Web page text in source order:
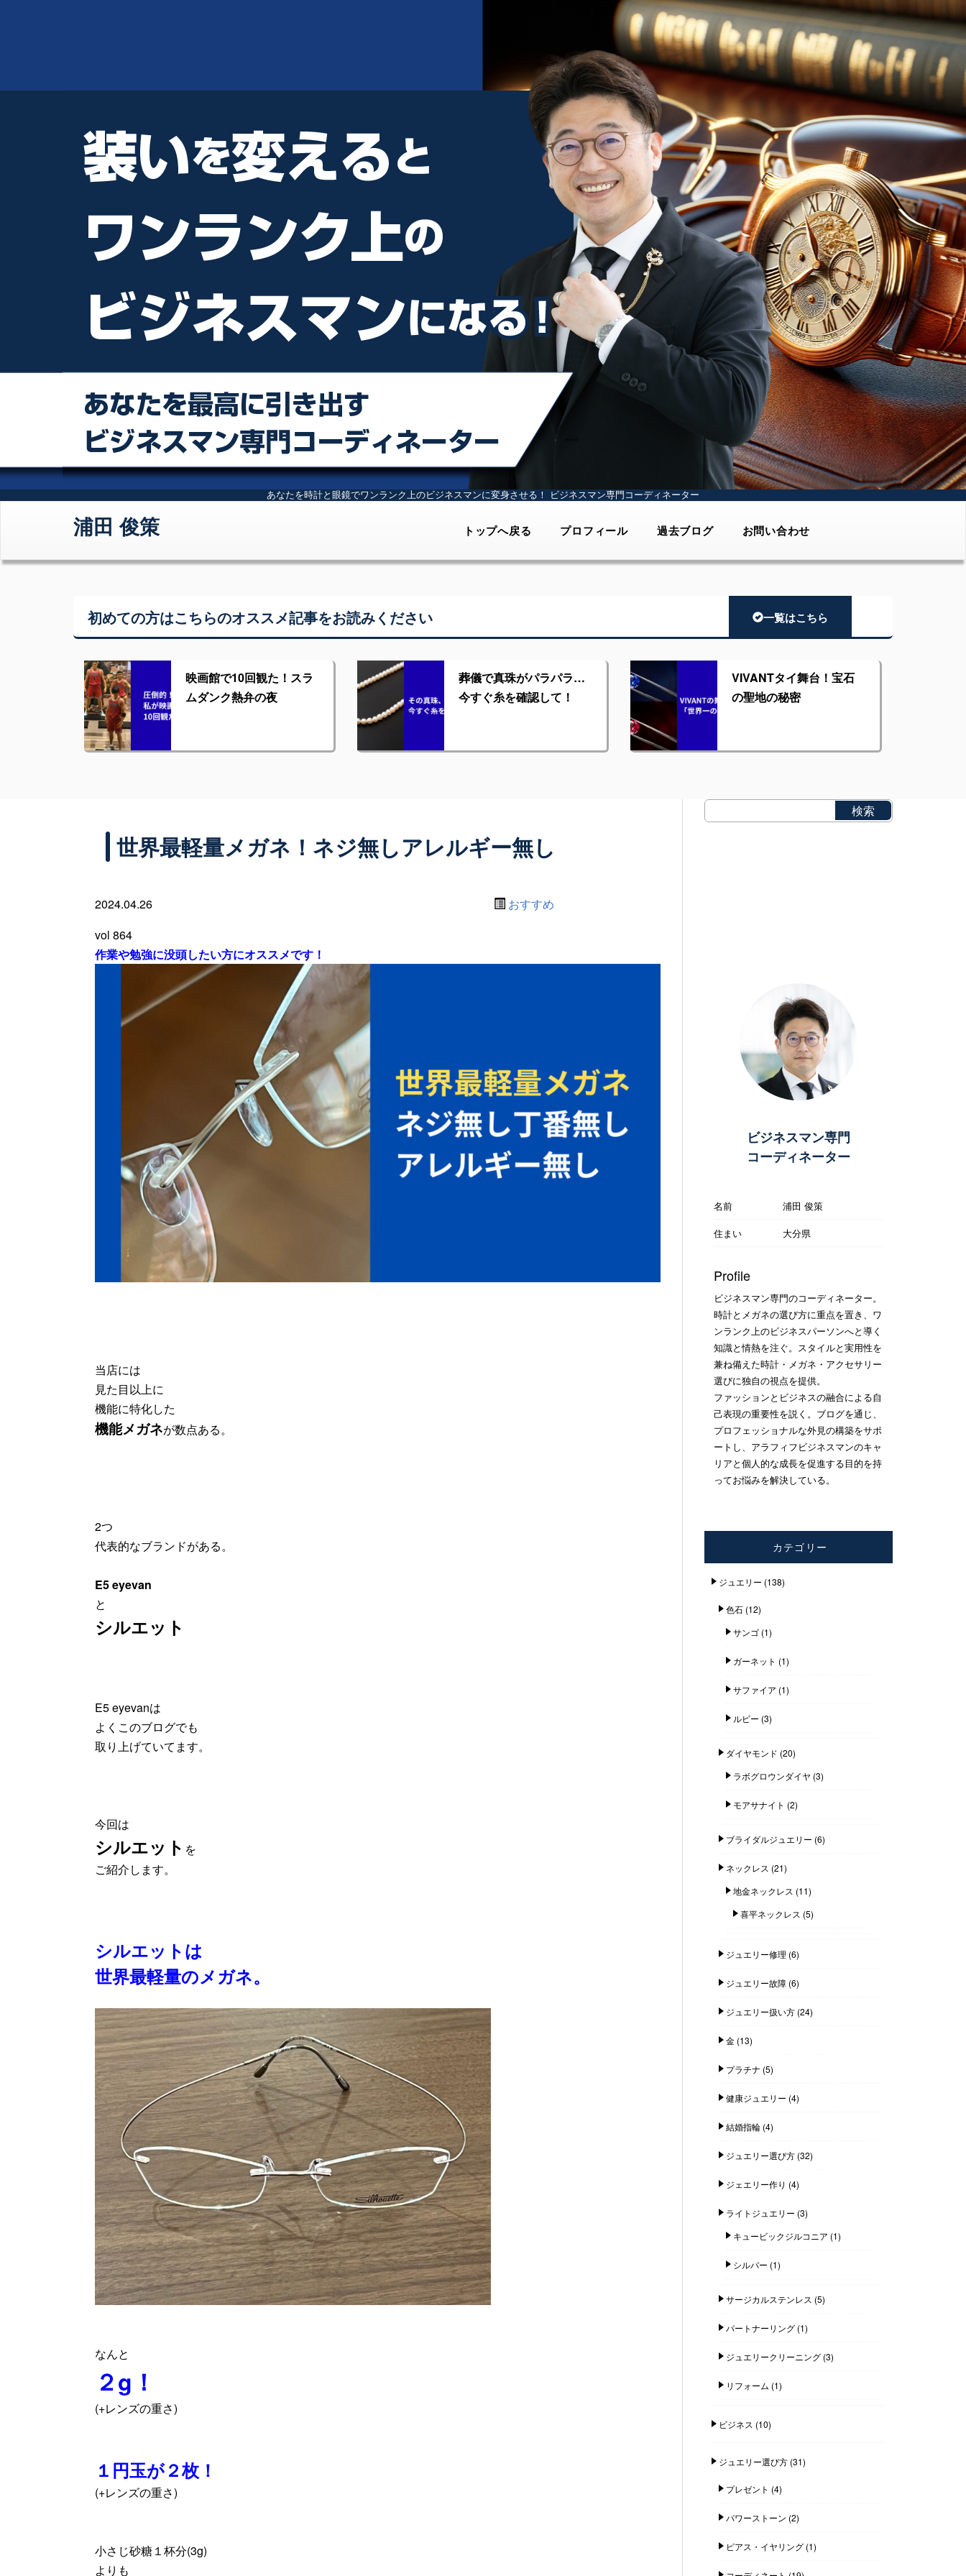
あなたを時計と眼鏡でワンランク上のビジネスマンに変身させる！ビジネスマン専門コーディネーター
浦田 俊策 トップへ戻る プロフィール 過去ブログ お問い合わせ
初めての方はこちらのオススメ記事をお読みください 一覧はこちら
映画館で10回観た！スラ
ムダンク熱弁の夜
葬儀で真珠がパラパラ…
今すぐ糸を確認して！
VIVANTタイ舞台！宝石
の聖地の秘密
世界最軽量メガネ！ネジ無しアレルギー無し
2024.04.26
おすすめ
vol 864
作業や勉強に没頭したい方にオススメです！
当店には
見た目以上に
機能に特化した
機能メガネが数点ある。
2つ
代表的なブランドがある。
E5 eyevan
と
シルエット
E5 eyevanは
よくこのブログでも
取り上げていてます。
今回は
シルエット を
ご紹介します。
シルエットは
世界最軽量のメガネ。
なんと
２g！
(+レンズの重さ)
１円玉が２枚！
(+レンズの重さ)
小さじ砂糖１杯分(3g)
よりも
ビジネスマン専門
コーディネーター
名前
浦田 俊策
住まい
大分県
Profile
ビジネスマン専門のコーディネーター。
時計とメガネの選び方に重点を置き、ワ
ンランク上のビジネスパーソンへと導く
知識と情熱を注ぐ。スタイルと実用性を
兼ね備えた時計・メガネ・アクセサリー
選びに独自の視点を提供。
ファッションとビジネスの融合による自
己表現の重要性を説く。ブログを通じ、
プロフェッショナルな外見の構築をサポ
ートし、アラフィフビジネスマンのキャ
リアと個人的な成長を促進する目的を持
ってお悩みを解決している。
カテゴリー
ジュエリー (138)
色石(12)
サンゴ(1)
ガーネット (1)
サファイア (1)
ルビー (3)
ダイヤモンド (20)
ラボグロウンダイヤ (3)
モアサナイト (2)
ブライダルジュエリー (6)
ネックレス (21)
地金ネックレス (11)
喜平ネックレス (5)
ジュエリー修理 (6)
ジュエリー故障(6)
ジュエリー扱い方(24)
金(13)
プラチナ (5)
健康ジュエリー (4)
結婚指輪(4)
ジュエリー選び方(32)
ジェエリー作り (4)
ライトジュエリー (3)
キュービックジルコニア (1)
シルバー (1)
サージカルステンレス (5)
パートナーリング(1)
ジュエリークリーニング(3)
リフォーム (1)
ビジネス (10)
ジュエリー選び方(31)
プレゼント (4)
パワーストーン (2)
ピアス・イヤリング(1)